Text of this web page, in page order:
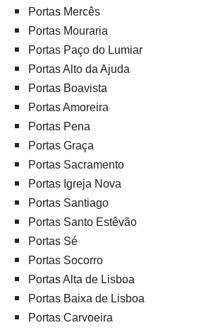
Portas Mercês
Portas Mouraria
Portas Paço do Lumiar
Portas Alto da Ajuda
Portas Boavista
Portas Amoreira
Portas Pena
Portas Graça
Portas Sacramento
Portas Igreja Nova
Portas Santiago
Portas Santo Estêvão
Portas Sé
Portas Socorro
Portas Alta de Lisboa
Portas Baixa de Lisboa
Portas Carvoeira